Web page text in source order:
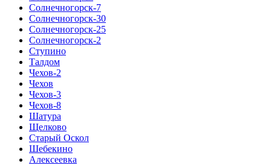
Солнечногорск-7
Солнечногорск-30
Солнечногорск-25
Солнечногорск-2
Ступино
Талдом
Чехов-2
Чехов
Чехов-3
Чехов-8
Шатура
Щелково
Старый Оскол
Шебекино
Алексеевка